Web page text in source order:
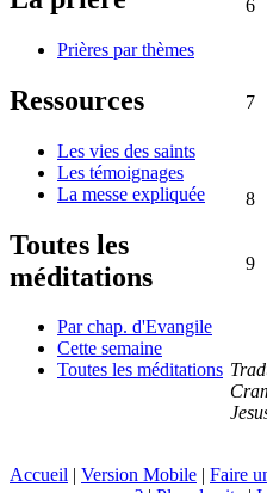
Prières par thèmes
Ressources
Les vies des saints
Les témoignages
La messe expliquée
Toutes les
méditations
Par chap. d'Evangile
Cette semaine
Toutes les méditations
6
7
8
9
Accueil | Version Mobile | Faire